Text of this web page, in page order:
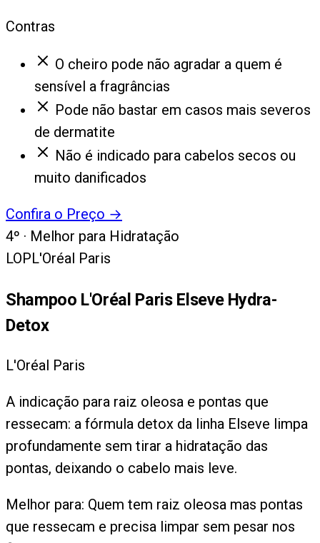
Contras
O cheiro pode não agradar a quem é
sensível a fragrâncias
Pode não bastar em casos mais severos
de dermatite
Não é indicado para cabelos secos ou
muito danificados
Confira o Preço →
4º · Melhor para Hidratação
LOPL'Oréal Paris
Shampoo L'Oréal Paris Elseve Hydra-
Detox
L'Oréal Paris
A indicação para raiz oleosa e pontas que
ressecam: a fórmula detox da linha Elseve limpa
profundamente sem tirar a hidratação das
pontas, deixando o cabelo mais leve.
Melhor para: Quem tem raiz oleosa mas pontas
que ressecam e precisa limpar sem pesar nos